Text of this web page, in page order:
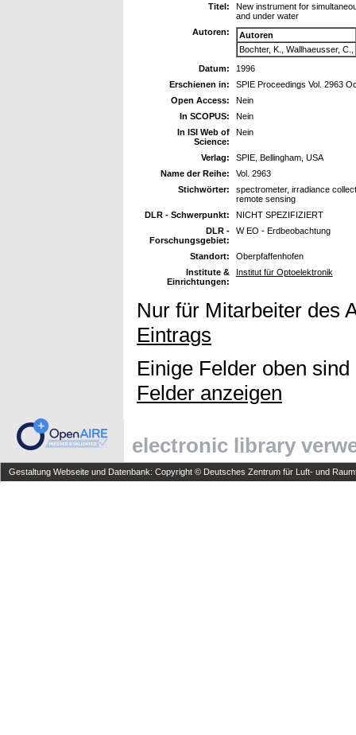
Titel:
New instrument for
and under water
Autoren:
Autoren
Bochter, K., Wallhaeusser, C.,
Datum:
1996
Erschienen in:
SPIE Proceedings Vol. 2963
Open Access:
Nein
In SCOPUS:
Nein
In ISI Web of
Science:
Nein
Verlag:
SPIE, Bellingham, USA
Name der Reihe:
Vol. 2963
Stichwörter:
spectrometer, irradiance
remote sensing
DLR - Schwerpunkt:
NICHT SPEZIFIZIERT
DLR -
Forschungsgebiet:
W EO - Erdbeobachtung
Standort:
Oberpfaffenhofen
Institute &
Einrichtungen:
Institut für Optoelektronik
Nur für Mitarbeiter des
Eintrags
Einige Felder oben
Felder anzeigen
electronic library
Gestaltung Webseite und Datenbank: Copyright © Deutsches Zentrum für Luft- und